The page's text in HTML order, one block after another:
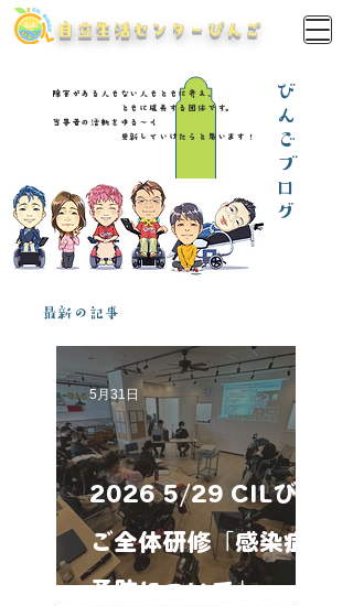
​自立生活センターびんご
障害がある人もない人もともに考え、
ともに成長する団体です。
​当事者の活動をゆる～く
更新していけたらと思います！
びんごブログ
最新の記事
2026 5/29 CILびん
ご全体研修「感染症
予防について」
5月31日